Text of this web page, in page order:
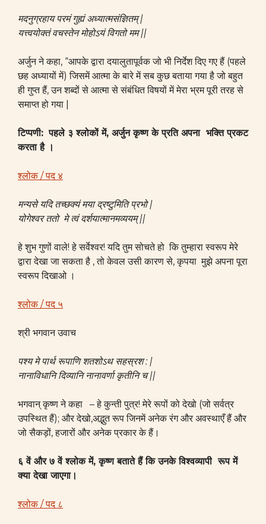
मदनुग्रहाय परमं गुह्यं अध्यात्मसंज्ञितम् |
यत्त्वयोक्तं वचस्तेन मोहोऽयं विगतो मम ||
अर्जुन ने कहा, “आपके द्वारा दयालुतापूर्वक जो भी निर्देश दिए गए हैं (पहले
छह अध्यायों में) जिसमें आत्मा के बारे में सब कुछ बताया गया है जो बहुत
ही गुप्त हैं, उन शब्दों से आत्मा से संबंधित विषयों में मेरा भ्रम पूरी तरह से
समाप्त हो गया |
टिप्पणी: पहले ३ श्लोकों में, अर्जुन कृष्ण के प्रति अपना भक्ति प्रकट
करता है ।
श्लोक / पद ४
मन्यसे यदि तच्छक्यं मया द्रष्टुमिति प्रभो |
योगेश्वर ततो मे त्वं दर्शयात्मानमव्ययम् ||
हे शुभ गुणों वाले! हे सर्वेश्वर! यदि तुम सोचते हो कि तुम्हारा स्वरूप मेरे
द्वारा देखा जा सकता है , तो केवल उसी कारण से, कृपया मुझे अपना पूरा
स्वरूप दिखाओ ।
श्लोक / पद ५
श्री भगवान उवाच
पश्य मे पार्थ रूपाणि शतशोऽथ सहस्रश : |
नानाविधानि दिव्यानि नानावर्णा कृतीनि च ||
भगवान् कृष्ण ने कहा – हे कुन्ती पुत्र! मेरे रूपों को देखो (जो सर्वत्र
उपस्थित हैं); और देखो,अद्भुत रूप जिनमें अनेक रंग और अवस्थाएँ हैं और
जो सैकड़ों, हजारों और अनेक प्रकार के हैं।
६ वें और ७ वें श्लोक में, कृष्ण बताते हैं कि उनके विश्वव्यापी रूप में
क्या देखा जाएगा।
श्लोक / पद ८